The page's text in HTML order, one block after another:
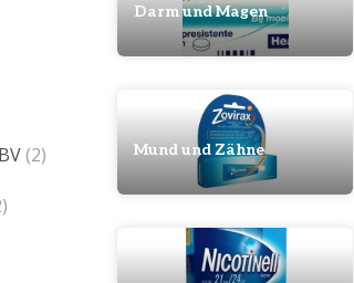
(2)
Darm und Magen
Mund und Zähne